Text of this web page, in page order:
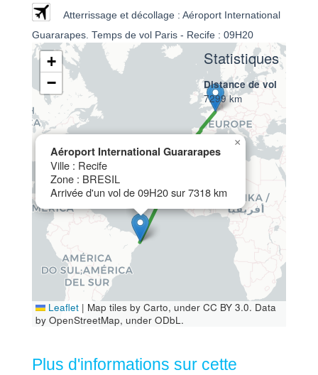
Atterrissage et décollage : Aéroport International
Guararapes. Temps de vol Paris - Recife : 09H20
Aéroport International Guararapes
Ville : Recife
Zone : BRESIL
Arrivée d'un vol de 09H20 sur 7318 km
×
+
−
Statistiques
Distance de vol
7299 km
Leaflet | Map tiles by Carto, under CC BY 3.0. Data
by OpenStreetMap, under ODbL.
Plus d'informations sur cette